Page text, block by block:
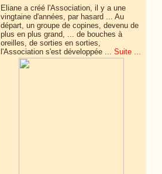
Eliane a créé l'Association, il y a une
vingtaine d'années, par hasard ... Au
départ, un groupe de copines, devenu de
plus en plus grand, ... de bouches à
oreilles, de sorties en sorties,
l'Association s'est développée ...Suite ...